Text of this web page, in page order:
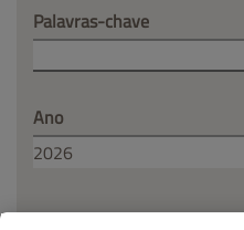
Palavras-chave
Ano